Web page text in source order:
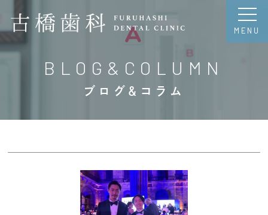
MENU
BLOG&COLUMN
ブログ&コラム